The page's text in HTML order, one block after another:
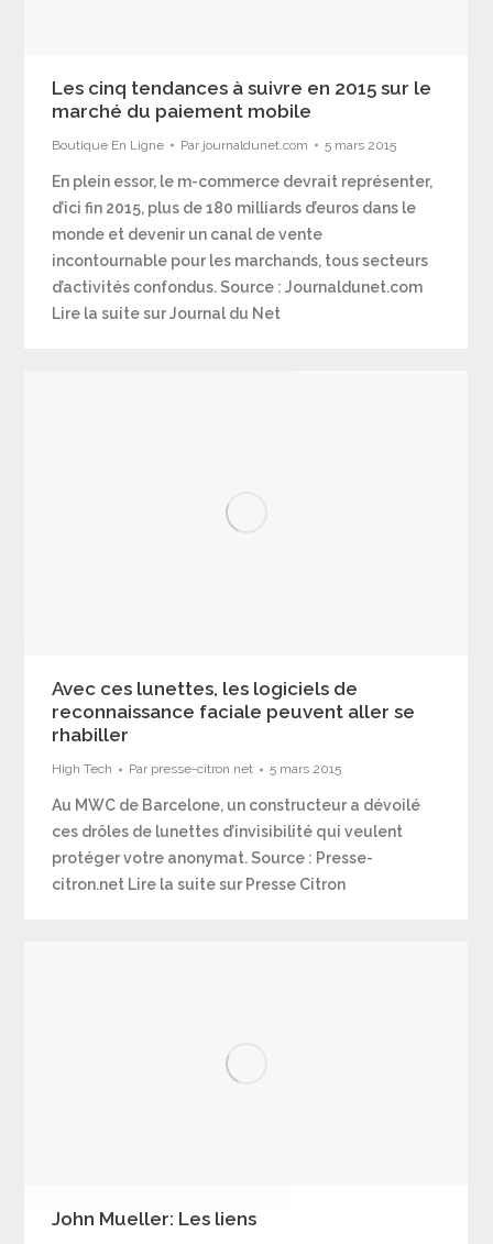
Les cinq tendances à suivre en 2015 sur le
marché du paiement mobile
Boutique En Ligne Par journaldunet.com 5 mars 2015
En plein essor, le m-commerce devrait représenter,
d’ici fin 2015, plus de 180 milliards d’euros dans le
monde et devenir un canal de vente
incontournable pour les marchands, tous secteurs
d’activités confondus. Source : Journaldunet.com
Lire la suite sur Journal du Net
Avec ces lunettes, les logiciels de
reconnaissance faciale peuvent aller se
rhabiller
High Tech Par presse-citron.net 5 mars 2015
Au MWC de Barcelone, un constructeur a dévoilé
ces drôles de lunettes d’invisibilité qui veulent
protéger votre anonymat. Source : Presse-
citron.net Lire la suite sur Presse Citron
John Mueller: Les liens